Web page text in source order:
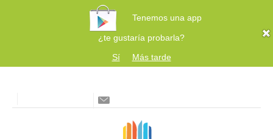
Tenemos una app
¿te gustaría probarla?
Sí
Más tarde